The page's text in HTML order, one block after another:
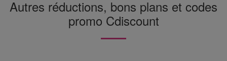
Autres réductions, bons plans et codes
promo Cdiscount